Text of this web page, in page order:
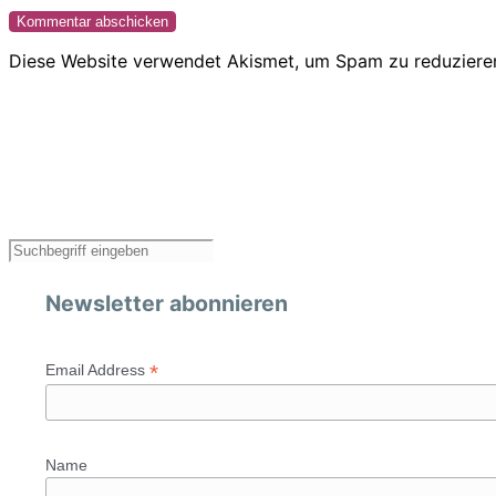
Diese Website verwendet Akismet, um Spam zu
Newsletter abonnieren
Email Address *
Name